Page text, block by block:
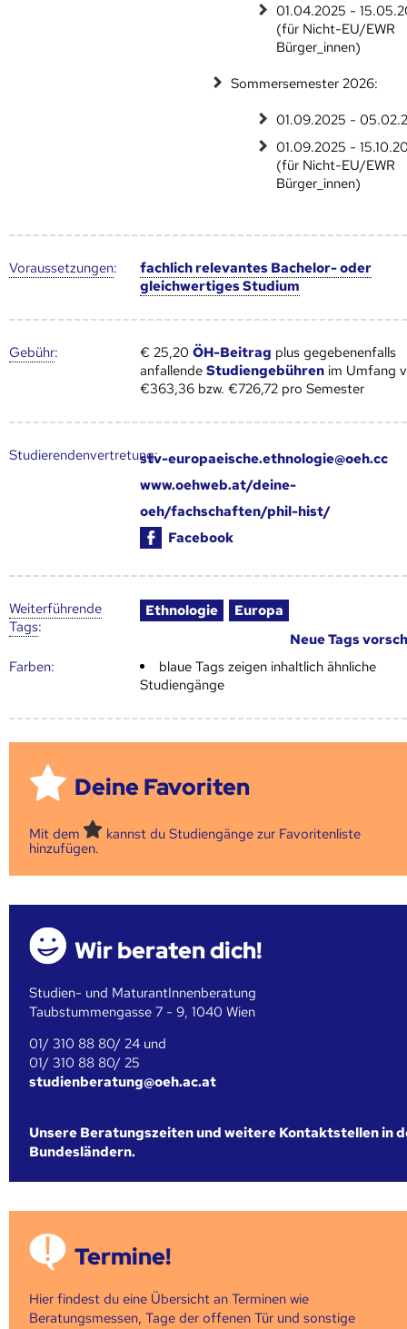
01.04.2025 -
(für Nicht-EU/EWR
Bürger_innen)
Sommersemester 2026:
01.09.2025 -
01.09.2025 -
(für Nicht-EU/EWR
Bürger_innen)
Voraus­setzungen:
fachlich relevantes Bachelor- oder
gleichwertiges Studium
Gebühr: € 25,20ÖH-Beitrag plus gegebenenfalls
anfallendeStudiengebühren im Umfang
€363,36 bzw. €726,72 pro Semester
Studierendenvertretung:stv-europaeische.ethnologie@oeh.cc
www.oehweb.at/deine-
oeh/fachschaften/phil-hist/
Facebook
Weiter­führende
Tags:
Ethnologie
Europa
Neue Tags
Farben:
blaue Tags zeigen inhaltlich ähnliche
Studiengänge
Deine Favoriten
Mit dem
kannst du Studiengänge zur Favoritenliste
hinzufügen.
Wir beraten dich!
Studien- und MaturantInnenberatung
Taubstummengasse 7 - 9, 1040 Wien
01/ 310 88 80/ 24 und
01/ 310 88 80/ 25
studienberatung@oeh.ac.at
Unsere Beratungszeiten und weitere Kontaktstellen in
Bundesländern.
Termine!
Hier findest du eine Übersicht an Terminen wie
Beratungsmessen, Tage der offenen Tür und sonstige